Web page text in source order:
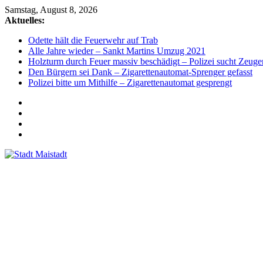
Zum
Inhalt
Samstag, August 8, 2026
Aktuelles:
Odette hält die Feuerwehr auf Trab
Alle Jahre wieder – Sankt Martins Umzug 2021
Holzturm durch Feuer massiv beschädigt – Polizei sucht
Den Bürgern sei Dank – Zigarettenautomat-Sprenger gefasst
Polizei bitte um Mithilfe – Zigarettenautomat gesprengt